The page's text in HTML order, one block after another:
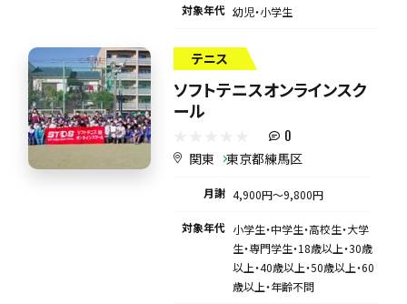
対象年代 幼児・小学生
テニス
ソフトテニスオンラインスク
ール
0
関東 東京都練馬区
月謝 4,900円〜9,800円
対象年代 小学生・中学生・高校生・大学
生・専門学生・18歳以上・30歳
以上・40歳以上・50歳以上・60
歳以上・年齢不問